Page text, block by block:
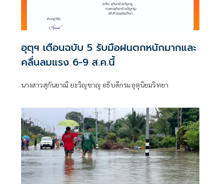
อุตุฯ เตือนฉบับ 5 รับมือฝนตกหนักมากและ
คลื่นลมแรง 6-9 ส.ค.นี้
นางสาวสุกันยาณี ยะวิญชาญ อธิบดีกรมอุตุนิยมวิทยา